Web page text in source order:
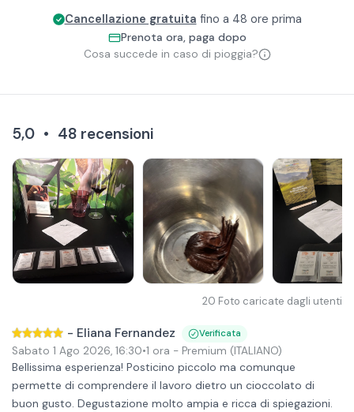
Cancellazione gratuita fino a 48 ore prima
Prenota ora, paga dopo
Cosa succede in caso di pioggia?
5,0 • 48 recensioni
20 Foto caricate dagli utenti
- Eliana Fernandez Verificata
Sabato 1 Ago 2026, 16:30•1 ora - Premium (ITALIANO)
Bellissima esperienza! Posticino piccolo ma comunque
permette di comprendere il lavoro dietro un cioccolato di
buon gusto. Degustazione molto ampia e ricca di spiegazioni.